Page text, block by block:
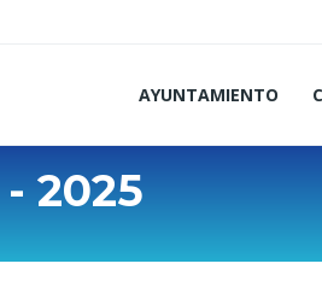
AYUNTAMIENTO
2025